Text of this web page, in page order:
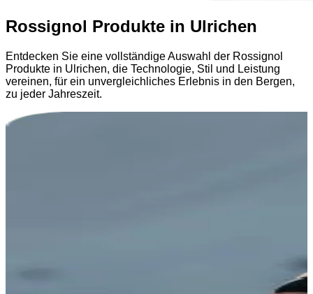
Rossignol Produkte in Ulrichen
Entdecken Sie eine vollständige Auswahl der Rossignol
Produkte in Ulrichen, die Technologie, Stil und Leistung
vereinen, für ein unvergleichliches Erlebnis in den Bergen,
zu jeder Jahreszeit.